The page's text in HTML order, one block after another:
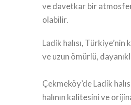
ve davetkar bir atmosfer
olabilir.
Ladik halısı,
ve uzun ömürlü,
Çekmeköy’de Ladik
halının kalitesini ve